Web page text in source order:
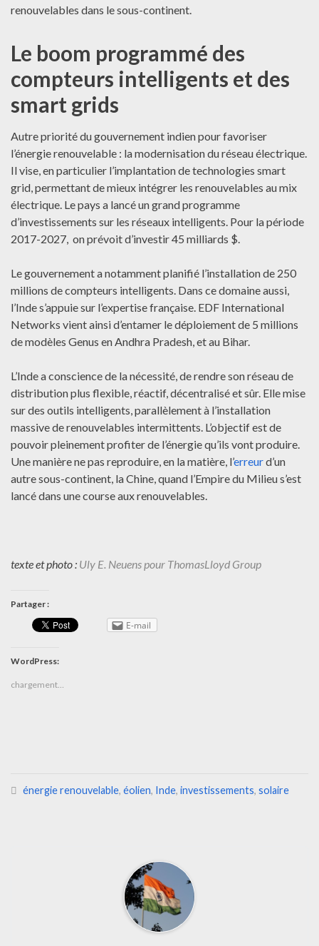
renouvelables dans le sous-continent.
Le boom programmé des
compteurs intelligents et des
smart grids
Autre priorité du gouvernement indien pour favoriser
l’énergie renouvelable : la modernisation du réseau électrique.
Il vise, en particulier l’implantation de technologies smart
grid, permettant de mieux intégrer les renouvelables au mix
électrique. Le pays a lancé un grand programme
d’investissements sur les réseaux intelligents. Pour la période
2017-2027, on prévoit d’investir 45 milliards $.
Le gouvernement a notamment planifié l’installation de 250
millions de compteurs intelligents. Dans ce domaine aussi,
l’Inde s’appuie sur l’expertise française. EDF International
Networks vient ainsi d’entamer le déploiement de 5 millions
de modèles Genus en Andhra Pradesh, et au Bihar.
L’Inde a conscience de la nécessité, de rendre son réseau de
distribution plus flexible, réactif, décentralisé et sûr. Elle mise
sur des outils intelligents, parallèlement à l’installation
massive de renouvelables intermittents. L’objectif est de
pouvoir pleinement profiter de l’énergie qu’ils vont produire.
Une manière ne pas reproduire, en la matière, l’erreurd’un
autre sous-continent, la Chine, quand l’Empire du Milieu s’est
lancé dans une course aux renouvelables.
texte et photo : Uly E. Neuens pour ThomasLloyd Group
Partager :
E-mail
WordPress:
chargement…
énergie renouvelable, éolien, Inde, investissements, solaire